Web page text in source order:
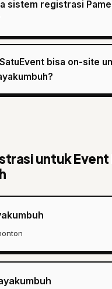
sistem registrasi
bisa on-site
untuk Event